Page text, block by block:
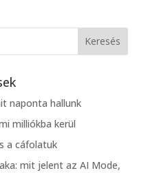
naponta hallunk
milliókba kerül
a cáfolatuk
mit jelent az AI Mode,